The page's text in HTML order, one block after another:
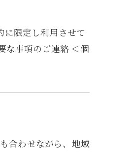
に限定し利用させて
な事項のご連絡 ＜個
合わせながら、地域